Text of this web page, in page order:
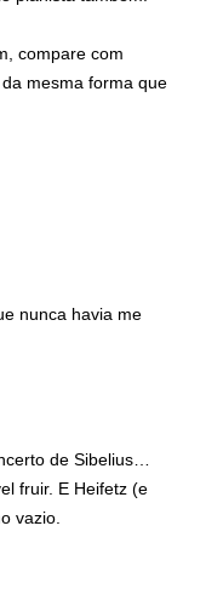
compare com
mesma forma que
nunca havia me
de Sibelius…
fruir. E Heifetz (e
vazio.